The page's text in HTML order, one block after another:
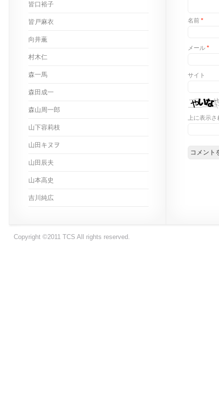
名前 *
メール *
サイト
上に表示
皆口裕子
皆戸麻衣
向井薫
村木仁
森一馬
森田成一
森山周一郎
山下容莉枝
山田キヌヲ
山田辰夫
山本高史
吉川純広
Copyright ©2011 TCS All rights reserved.